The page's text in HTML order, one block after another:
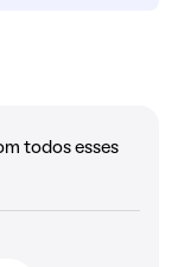
todos esses